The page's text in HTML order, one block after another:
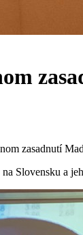
zasadnutí
Slovensku a